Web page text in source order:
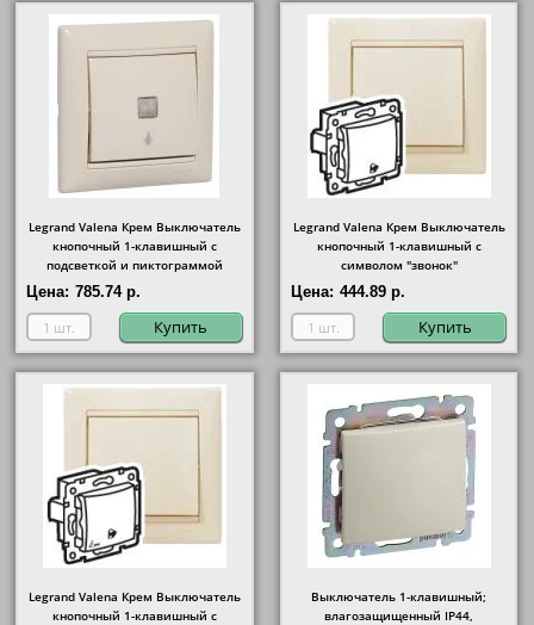
Legrand Valena Крем Выключатель
кнопочный 1-клавишный с
подсветкой и пиктограммой
"лампочка"
Цена: 785.74 р.
Купить
Legrand Valena Крем Выключатель
кнопочный 1-клавишный с
символом "звонок"
Цена: 444.89 р.
Купить
Legrand Valena Крем Выключатель
кнопочный 1-клавишный с
Выключатель 1-клавишный;
влагозащищенный IP44,